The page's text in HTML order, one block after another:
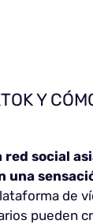
Y
red social
una
de
pueden